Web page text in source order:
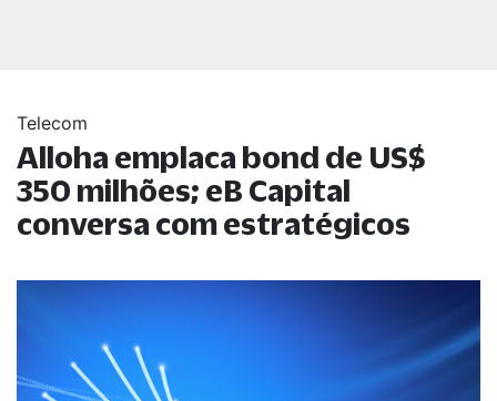
Telecom
Alloha emplaca bond de US$
350 milhões; eB Capital
conversa com estratégicos